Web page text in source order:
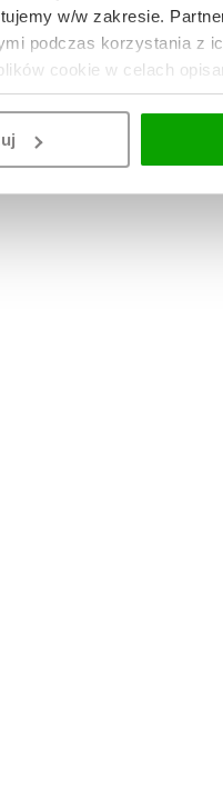
w/w zakresie.
podczas korzystania z
cookie w celach